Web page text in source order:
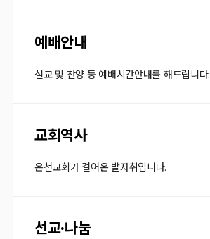
예배안내
설교 및 찬양 등 예배시간안내를 해드립니다.
교회역사
온천교회가 걸어온 발자취입니다.
선교·나눔